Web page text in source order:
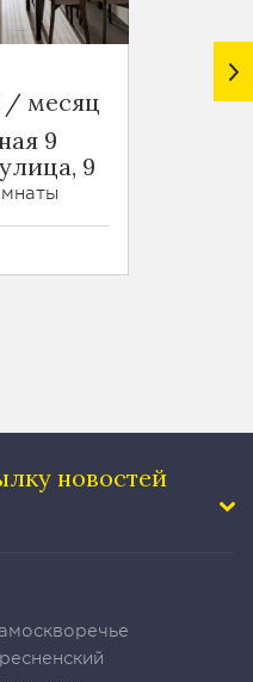
/ месяц
9
9
ID 37283
220
новостей